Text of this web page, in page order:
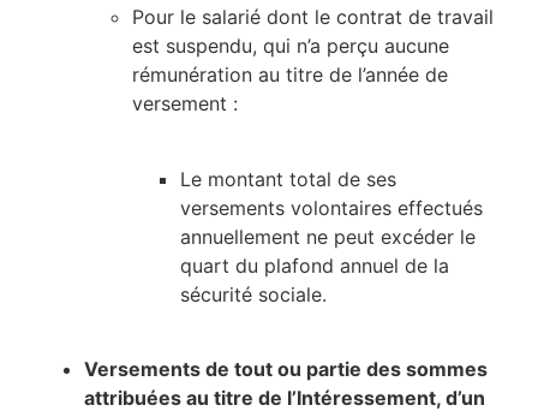
Pour le salarié dont le contrat de travail
est suspendu, qui n’a perçu aucune
rémunération au titre de l’année de
versement :
Le montant total de ses
versements volontaires effectués
annuellement ne peut excéder le
quart du plafond annuel de la
sécurité sociale.
Versements de tout ou partie des sommes
attribuées au titre de l’Intéressement, d’un